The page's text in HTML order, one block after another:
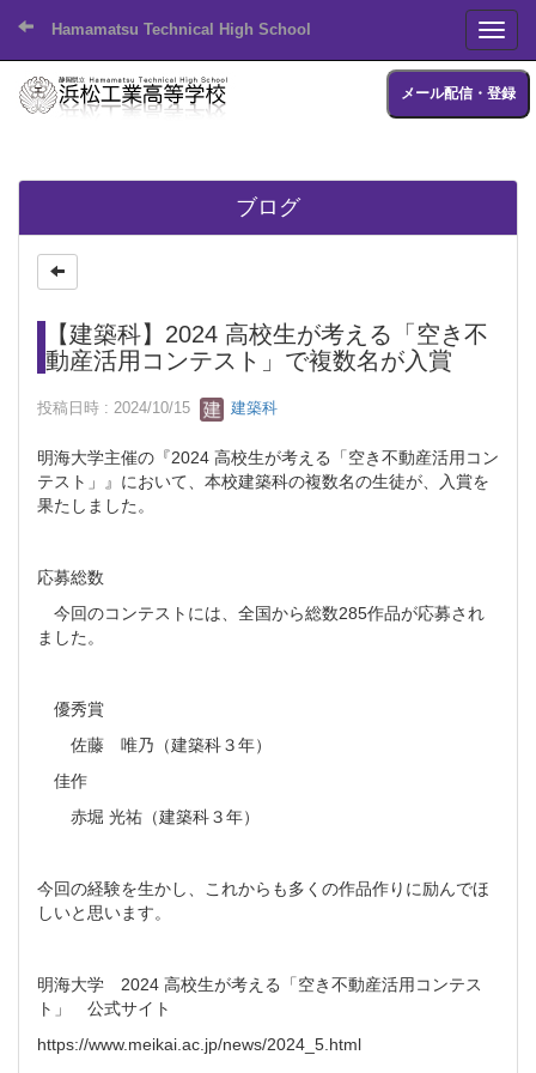
Hamamatsu Technical High School
メール配信・登録
ブログ
【建築科】2024 高校生が考える「空き不
動産活用コンテスト」で複数名が入賞
投稿日時 : 2024/10/15 建築科
明海大学主催の『2024 高校生が考える「空き不動産活用コン
テスト」』において、本校建築科の複数名の生徒が、入賞を
果たしました。
応募総数
今回のコンテストには、全国から総数285作品が応募され
ました。
優秀賞
佐藤 唯乃（建築科３年）
佳作
赤堀 光祐（建築科３年）
今回の経験を生かし、これからも多くの作品作りに励んでほ
しいと思います。
明海大学 2024 高校生が考える「空き不動産活用コンテス
ト」 公式サイト
https://www.meikai.ac.jp/news/2024_5.html